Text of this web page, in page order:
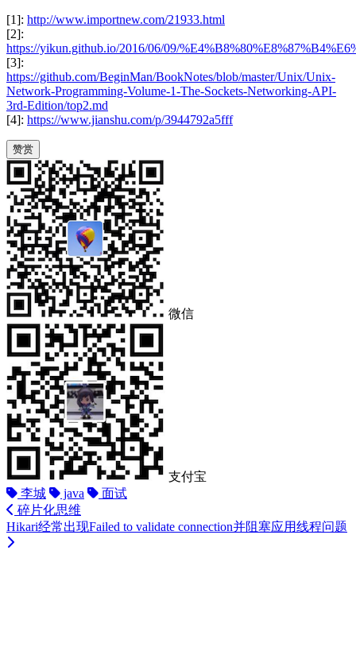
[1]: http://www.importnew.com/21933.html
[2]:
https://yikun.github.io/2016/06/09/
[3]:
https://github.com/BeginMan/BookNotes/blob/master/Unix/Unix-
Network-Programming-Volume-1-The-Sockets-Networking-API-
3rd-Edition/top2.md
[4]: https://www.jianshu.com/p/3944792a5fff
赞赏
微信
支付宝
李城
java
面试
碎片化思维
Hikari经常出现Failed to validate connection并阻塞应用线程问题